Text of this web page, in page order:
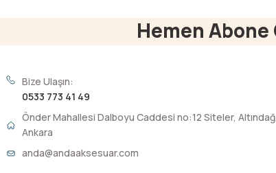
Hemen Abone
Bize Ulaşın:
0533 773 41 49
Önder Mahallesi Dalboyu Caddesi no:12 Siteler, Altındağ,
Ankara
anda@andaaksesuar.com